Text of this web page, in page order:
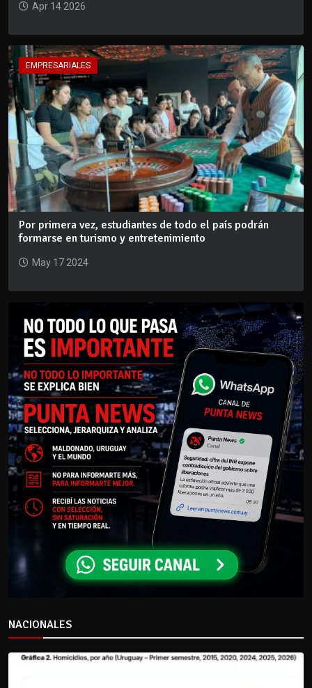
Apr 14 2026
EMPRESARIALES
Por primera vez, estudiantes de todo el país podrán
formarse en turismo y entretenimiento
May 17 2024
NACIONALES